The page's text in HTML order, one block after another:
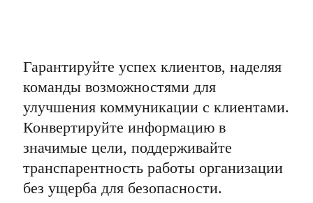
Гарантируйте успех клиентов, наделяя
команды возможностями для
улучшения коммуникации с клиентами.
Конвертируйте информацию в
значимые цели, поддерживайте
транспарентность работы организации
без ущерба для безопасности.